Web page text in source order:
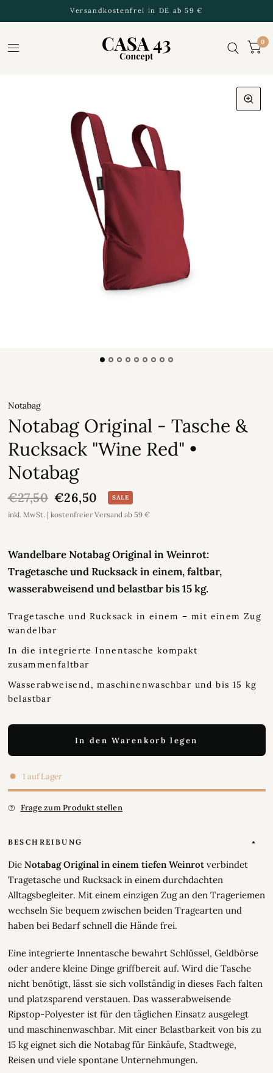
Versandkostenfrei in DE ab 59 €
0
Notabag
Notabag Original - Tasche &
Rucksack "Wine Red" •
Notabag
€27,50 €26,50 SALE
inkl. MwSt. | kostenfreier Versand ab 59 €
Wandelbare Notabag Original in Weinrot:
Tragetasche und Rucksack in einem, faltbar,
wasserabweisend und belastbar bis 15 kg.
Tragetasche und Rucksack in einem – mit einem Zug
wandelbar
In die integrierte Innentasche kompakt
zusammenfaltbar
Wasserabweisend, maschinenwaschbar und bis 15 kg
belastbar
In den Warenkorb legen
1 auf Lager
Frage zum Produkt stellen
BESCHREIBUNG
Die Notabag Original in einem tiefen Weinrotverbindet
Tragetasche und Rucksack in einem durchdachten
Alltagsbegleiter. Mit einem einzigen Zug an den Trageriemen
wechseln Sie bequem zwischen beiden Tragearten und
haben bei Bedarf schnell die Hände frei.
Eine integrierte Innentasche bewahrt Schlüssel, Geldbörse
oder andere kleine Dinge griffbereit auf. Wird die Tasche
nicht benötigt, lässt sie sich vollständig in dieses Fach falten
und platzsparend verstauen. Das wasserabweisende
Ripstop-Polyester ist für den täglichen Einsatz ausgelegt
und maschinenwaschbar. Mit einer Belastbarkeit von bis zu
15 kg eignet sich die Notabag für Einkäufe, Stadtwege,
Reisen und viele spontane Unternehmungen.